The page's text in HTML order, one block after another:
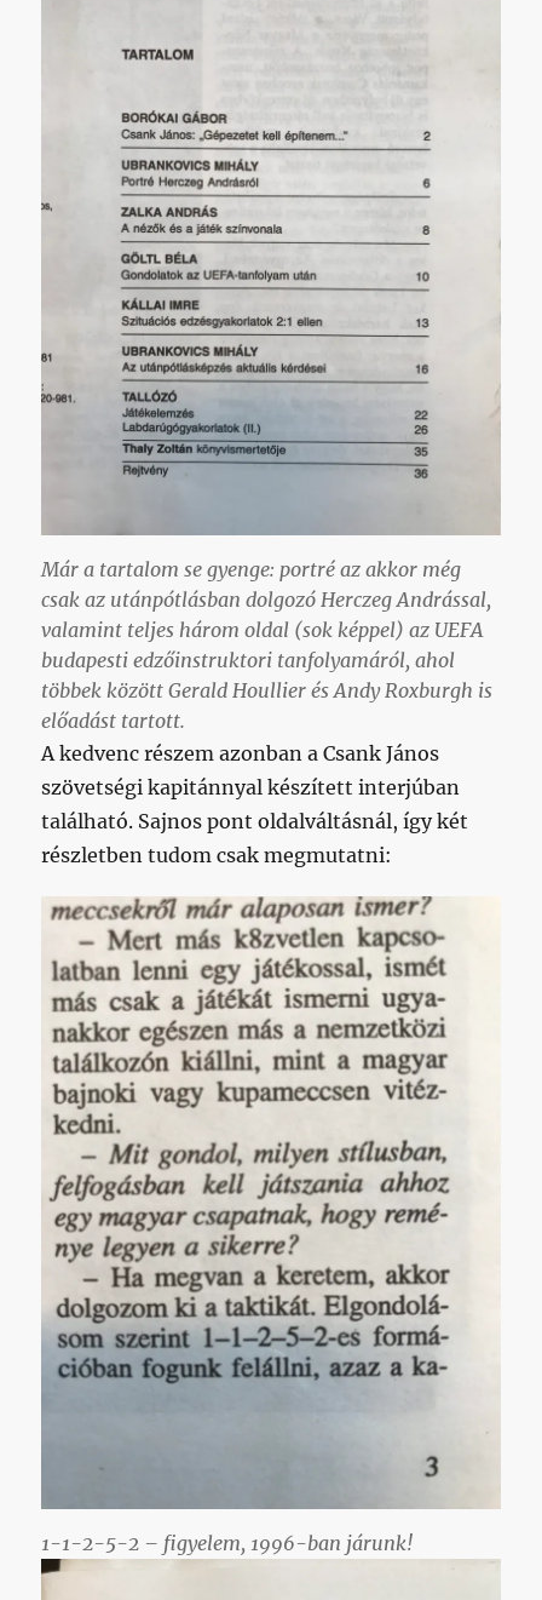
Már a tartalom se gyenge: portré az akkor még
csak az utánpótlásban dolgozó Herczeg Andrással,
valamint teljes három oldal (sok képpel) az UEFA
budapesti edzőinstruktori tanfolyamáról, ahol
többek között Gerald Houllier és Andy Roxburgh is
előadást tartott.
A kedvenc részem azonban a Csank János
szövetségi kapitánnyal készített interjúban
található. Sajnos pont oldalváltásnál, így két
részletben tudom csak megmutatni:
1-1-2-5-2 – figyelem, 1996-ban járunk!